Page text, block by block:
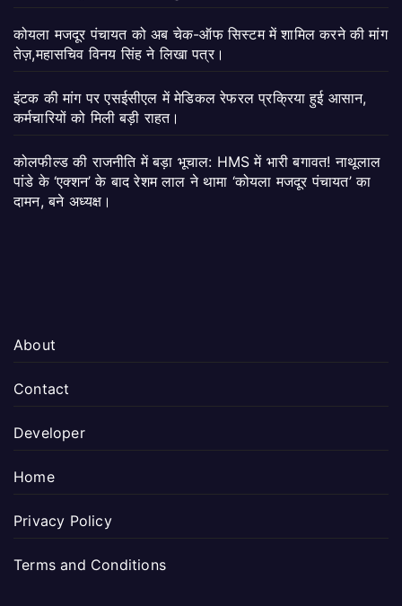
कोयला मजदूर पंचायत को अब चेक-ऑफ सिस्टम में शामिल करने की मांग
तेज़,महासचिव विनय सिंह ने लिखा पत्र।
इंटक की मांग पर एसईसीएल में मेडिकल रेफरल प्रक्रिया हुई आसान,
कर्मचारियों को मिली बड़ी राहत।
कोलफील्ड की राजनीति में बड़ा भूचाल: HMS में भारी बगावत! नाथूलाल
पांडे के ‘एक्शन’ के बाद रेशम लाल ने थामा ‘कोयला मजदूर पंचायत’ का
दामन, बने अध्यक्ष।
About
Contact
Developer
Home
Privacy Policy
Terms and Conditions